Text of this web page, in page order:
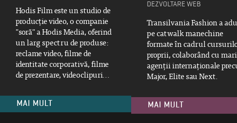
Hodis Film este un studio de
producție video, o companie
"soră" a Hodis Media, oferind
un larg spectru de produse:
reclame video, filme de
identitate corporativă, filme
de prezentare, videoclipuri...
MAI MULT
DEZVOLTARE WEB
Transilvania Fashion a
pe catwalk manechine
formate în cadrul
proprii, colaborând cu mari
agenții internaționale
Major, Elite sau Next.
MAI MULT